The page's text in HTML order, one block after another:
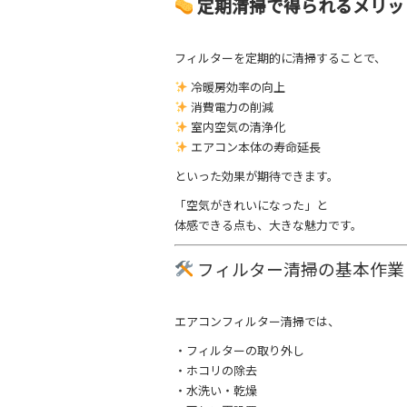
定期清掃で得られるメリ
フィルターを定期的に清掃することで、
冷暖房効率の向上
消費電力の削減
室内空気の清浄化
エアコン本体の寿命延長
といった効果が期待できます。
「空気がきれいになった」と
体感できる点も、大きな魅力です。
フィルター清掃の基本作業
エアコンフィルター清掃では、
・フィルターの取り外し
・ホコリの除去
・水洗い・乾燥